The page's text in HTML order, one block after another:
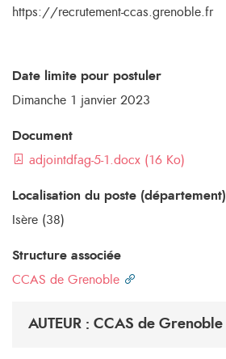
https://recrutement-ccas.grenoble.fr
Date limite pour postuler
Dimanche 1 janvier 2023
Document
adjointdfag-5-1.docx (16 Ko)
Localisation du poste (département)
Isère (38)
Structure associée
CCAS de Grenoble
AUTEUR : CCAS de Grenoble